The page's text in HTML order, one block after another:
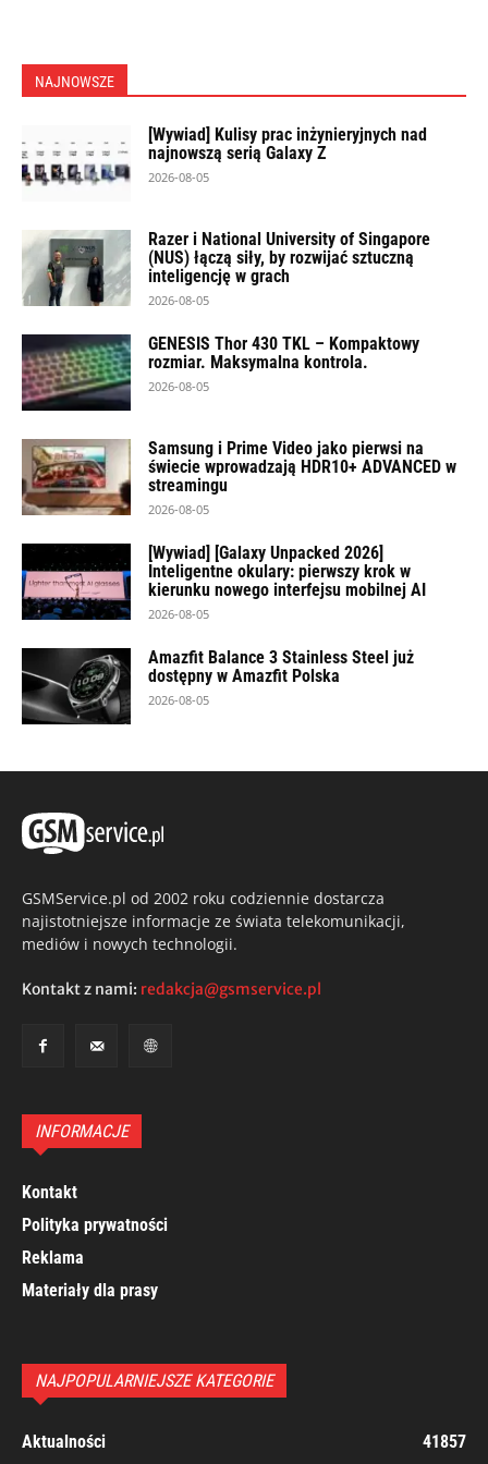
NAJNOWSZE
[Wywiad] Kulisy prac inżynieryjnych nad
najnowszą serią Galaxy Z
2026-08-05
Razer i National University of Singapore
(NUS) łączą siły, by rozwijać sztuczną
inteligencję w grach
2026-08-05
GENESIS Thor 430 TKL – Kompaktowy
rozmiar. Maksymalna kontrola.
2026-08-05
Samsung i Prime Video jako pierwsi na
świecie wprowadzają HDR10+ ADVANCED w
streamingu
2026-08-05
[Wywiad] [Galaxy Unpacked 2026]
Inteligentne okulary: pierwszy krok w
kierunku nowego interfejsu mobilnej AI
2026-08-05
Amazfit Balance 3 Stainless Steel już
dostępny w Amazfit Polska
2026-08-05
GSMService.pl od 2002 roku codziennie dostarcza
najistotniejsze informacje ze świata telekomunikacji,
mediów i nowych technologii.
Kontakt z nami: redakcja@gsmservice.pl
INFORMACJE
Kontakt
Polityka prywatności
Reklama
Materiały dla prasy
NAJPOPULARNIEJSZE KATEGORIE
Aktualności
41857